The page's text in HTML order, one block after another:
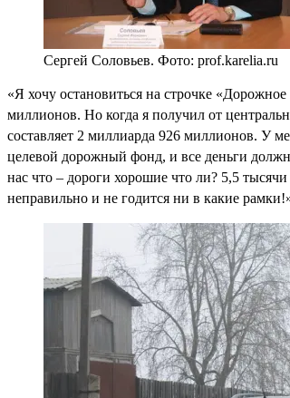
Сергей Соловьев. Фото: prof.karelia.ru
«Я хочу остановиться на строчке
миллионов. Но когда я получил от
составляет 2 миллиарда 926 миллионов. У
целевой дорожный фонд, и все деньги
нас что – дороги хорошие что ли? 5,5
неправильно и не годится ни в какие